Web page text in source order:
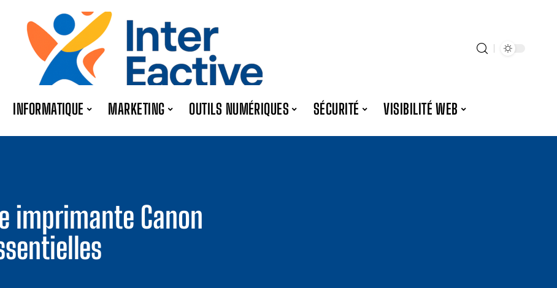
INFORMATIQUE MARKETING OUTILS NUMÉRIQUES SÉCURITÉ VISIBILITÉ WEB
imprimante Canon